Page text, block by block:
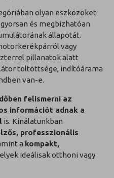
olyan eszközöket
és megbízhatóan
állapotát.
vagy
pillanatok alatt
töltöttsége, indítóárama
van-e.
felismerni az
információt adnak a
is. Kínálatunkban
professzionális
a kompakt,
ideálisak otthoni vagy